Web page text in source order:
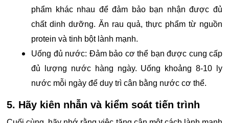
phẩm khác nhau để đảm bảo bạn nhận được đủ
chất dinh dưỡng. Ăn rau quả, thực phẩm từ nguồn
protein và tinh bột lành mạnh.
Uống đủ nước: Đảm bảo cơ thể bạn được cung cấp
đủ lượng nước hàng ngày. Uống khoảng 8-10 ly
nước mỗi ngày để duy trì cân bằng nước cơ thể.
5. Hãy kiên nhẫn và kiểm soát tiến trình